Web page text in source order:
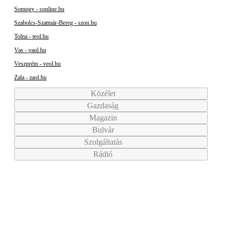
Somogy - sonline.hu
Szabolcs-Szatmár-Bereg - szon.hu
Tolna - teol.hu
Vas - vaol.hu
Veszprém - veol.hu
Zala - zaol.hu
Közélet
Gazdaság
Magazin
Bulvár
Szolgáltatás
Rádió